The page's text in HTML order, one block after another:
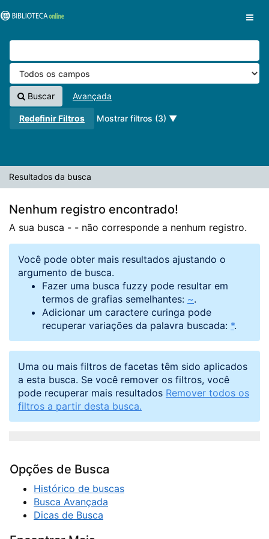
VuFind
Buscar Avançada
Redefinir Filtros Mostrar filtros (3)
Resultados da busca
Nenhum registro encontrado!
A sua busca - - não corresponde a nenhum registro.
Você pode obter mais resultados ajustando o
argumento de busca.
Fazer uma busca fuzzy pode resultar em
termos de grafias semelhantes: ~.
Adicionar um caractere curinga pode
recuperar variações da palavra buscada: *.
Uma ou mais filtros de facetas têm sido aplicados
a esta busca. Se você remover os filtros, você
pode recuperar mais resultados Remover todos os
filtros a partir desta busca.
Opções de Busca
Histórico de buscas
Busca Avançada
Dicas de Busca